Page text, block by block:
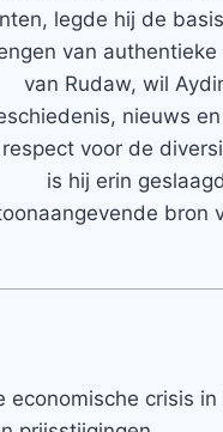
legde hij de
van
van Rudaw, wil
nieuws
voor de
is hij erin
bron
economische crisis in